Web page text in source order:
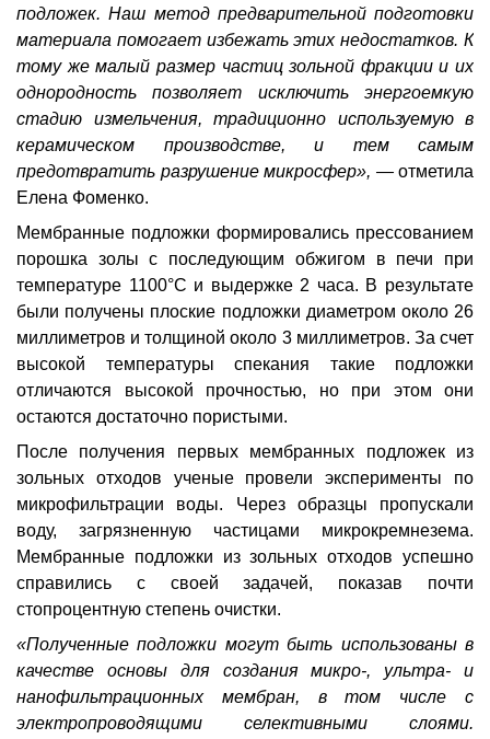
подложек. Наш метод предварительной подготовки
материала помогает избежать этих недостатков. К
тому же малый размер частиц зольной фракции и их
однородность позволяет исключить энергоемкую
стадию измельчения, традиционно используемую в
керамическом производстве, и тем самым
предотвратить разрушение микросфер», — отметила
Елена Фоменко.
Мембранные подложки формировались прессованием
порошка золы с последующим обжигом в печи
при
температуре 1100°С и выдержке 2 часа. В результате
были получены плоские подложки диаметром около 26
миллиметров и толщиной около 3 миллиметров. За счет
высокой температуры спекания такие подложки
отличаются высокой прочностью, но при этом они
остаются достаточно пористыми.
После получения первых мембранных подложек из
зольных отходов ученые провели эксперименты по
микрофильтрации воды. Через образцы пропускали
воду, загрязненную частицами микрокремнезема.
Мембранные подложки из зольных отходов успешно
справились с своей задачей, показав почти
стопроцентную степень очистки.
«Полученные подложки могут быть использованы в
качестве основы для создания микро-, ультра- и
нанофильтрационных мембран, в том числе с
электропроводящими селективными слоями.